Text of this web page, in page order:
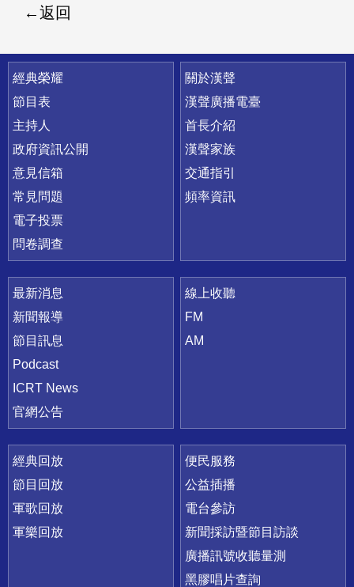
返回
快速連結
經典榮耀
節目表
主持人
政府資訊公開
意見信箱
常見問題
電子投票
問卷調查
關於漢聲
漢聲廣播電臺
首長介紹
漢聲家族
交通指引
頻率資訊
最新消息
新聞報導
節目訊息
Podcast
ICRT News
官網公告
線上收聽
FM
AM
經典回放
節目回放
軍歌回放
軍樂回放
便民服務
公益插播
電台參訪
新聞採訪暨節目訪談
廣播訊號收聽量測
黑膠唱片查詢